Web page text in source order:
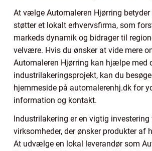
At vælge Automaleren Hjørring betyder
støtter et lokalt erhvervsfirma, som
markeds dynamik og bidrager til
velvære. Hvis du ønsker at vide mere
Automaleren Hjørring kan hjælpe med
industrilakeringsprojekt, kan du
hjemmeside på automalerenhj.dk for
information og kontakt.
Industrilakering er en vigtig investering
virksomheder, der ønsker produkter af
At udvælge en lokal leverandør som